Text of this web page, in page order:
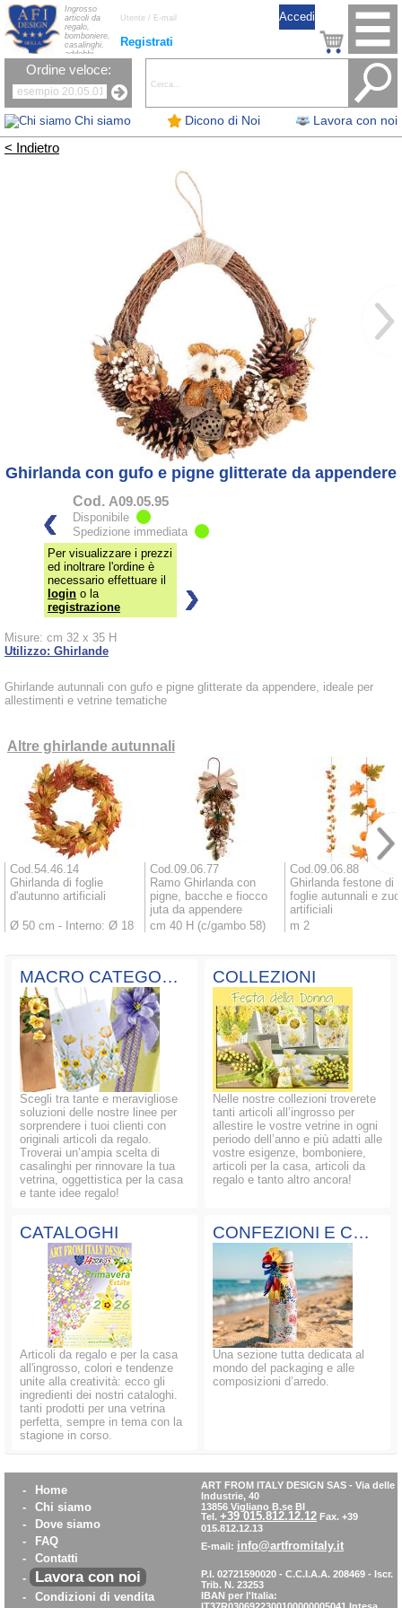
Chi siamo Dicono di Noi Lavora con noi
Registrati
Ingrosso
articoli da
regalo,
bomboniere,
casalinghi,
addobbi
natalizi, nastri,
oggettistica,
la tavola, fiori
artificiali e
candele.
Ordine veloce:
< Indietro
Ghirlanda con gufo e pigne glitterate da appendere
Cod. A09.05.95
Disponibile
Spedizione immediata
Per visualizzare i prezzi
ed inoltrare l'ordine è
necessario effettuare il
login o la
registrazione
Misure: cm 32 x 35 H
Utilizzo: Ghirlande
Ghirlande autunnali con gufo e pigne glitterate da appendere, ideale per
allestimenti e vetrine tematiche
Altre ghirlande autunnali
Cod.54.46.14
Ghirlanda di foglie
d'autunno artificiali
Ø 50 cm - Interno: Ø 18
Cod.09.06.77
Ramo Ghirlanda con
pigne, bacche e fiocco
juta da appendere
cm 40 H (c/gambo 58)
Cod.09.06.88
Ghirlanda festone di
foglie autunnali e
artificiali
m 2
MACRO CATEGORIE
Scegli tra tante e meravigliose
soluzioni delle nostre linee per
sorprendere i tuoi clienti con
originali articoli da regalo.
Troverai un’ampia scelta di
casalinghi per rinnovare la tua
vetrina, oggettistica per la casa
e tante idee regalo!
COLLEZIONI
Nelle nostre collezioni troverete
tanti articoli all’ingrosso per
allestire le vostre vetrine in ogni
periodo dell’anno e più adatti alle
vostre esigenze, bomboniere,
articoli per la casa, articoli da
regalo e tanto altro ancora!
CATALOGHI
Articoli da regalo e per la casa
all'ingrosso, colori e tendenze
unite alla creatività: ecco gli
ingredienti dei nostri cataloghi.
tanti prodotti per una vetrina
perfetta, sempre in tema con la
stagione in corso.
CONFEZIONI E COMPOSIZIONI
Una sezione tutta dedicata al
mondo del packaging e alle
composizioni d’arredo.
-
Home
-
Chi siamo
-
Dove siamo
-
FAQ
-
Contatti
-
Lavora con noi
-
Condizioni di vendita
ART FROM ITALY DESIGN SAS - Via delle
Industrie, 40
13856 Vigliano B.se BI
Tel. +39 015.812.12.12 Fax. +39
015.812.12.13
E-mail: info@artfromitaly.it
P.I. 02721590020 - C.C.I.A.A. 208469 - Iscr.
Trib. N. 23253
IBAN per l'Italia:
IT37R0306922300100000005041 Intesa